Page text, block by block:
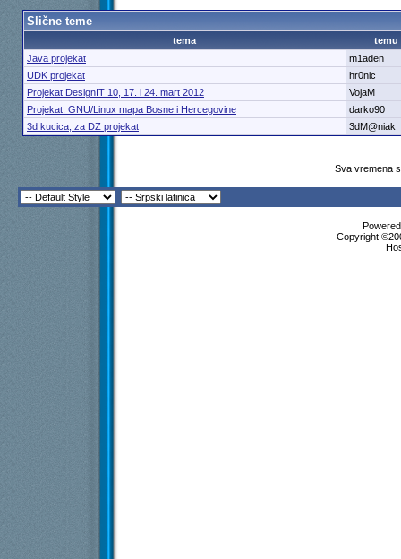
Slične teme
tema
temu
Java projekat
m1aden
UDK projekat
hr0nic
Projekat DesignIT 10, 17. i 24. mart 2012
VojaM
Projekat: GNU/Linux mapa Bosne i Hercegovine
darko90
3d kucica, za DZ projekat
3dM@niak
Sva vremena
Copyright